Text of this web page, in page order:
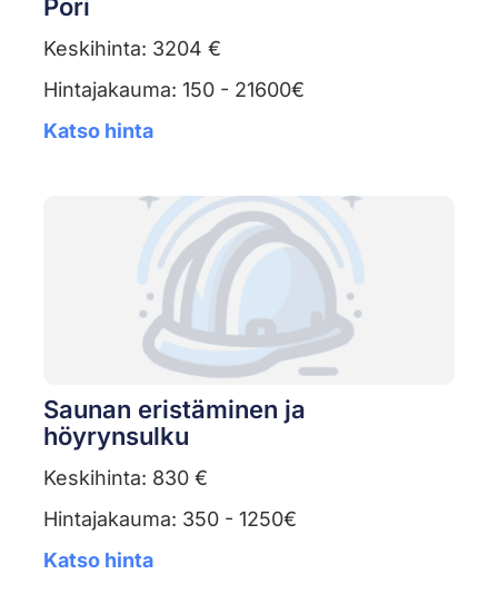
Pori
Keskihinta: 3204 €
Hintajakauma: 150 - 21600€
Katso hinta
Saunan eristäminen ja
höyrynsulku
Keskihinta: 830 €
Hintajakauma: 350 - 1250€
Katso hinta